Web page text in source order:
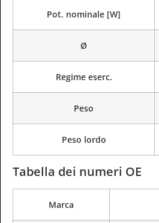
Pot. nominale [W]
Ø
Regime eserc.
Peso
Peso lordo
Tabella dei numeri OE
Marca